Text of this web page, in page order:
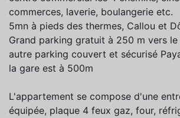
commerces, laverie, boulangerie etc.
5mn à pieds des thermes, Callou et
Grand parking gratuit à 250 m vers le
autre parking couvert et sécurisé
la gare est à 500m
L'appartement se compose d'une
équipée, plaque 4 feux gaz, four,